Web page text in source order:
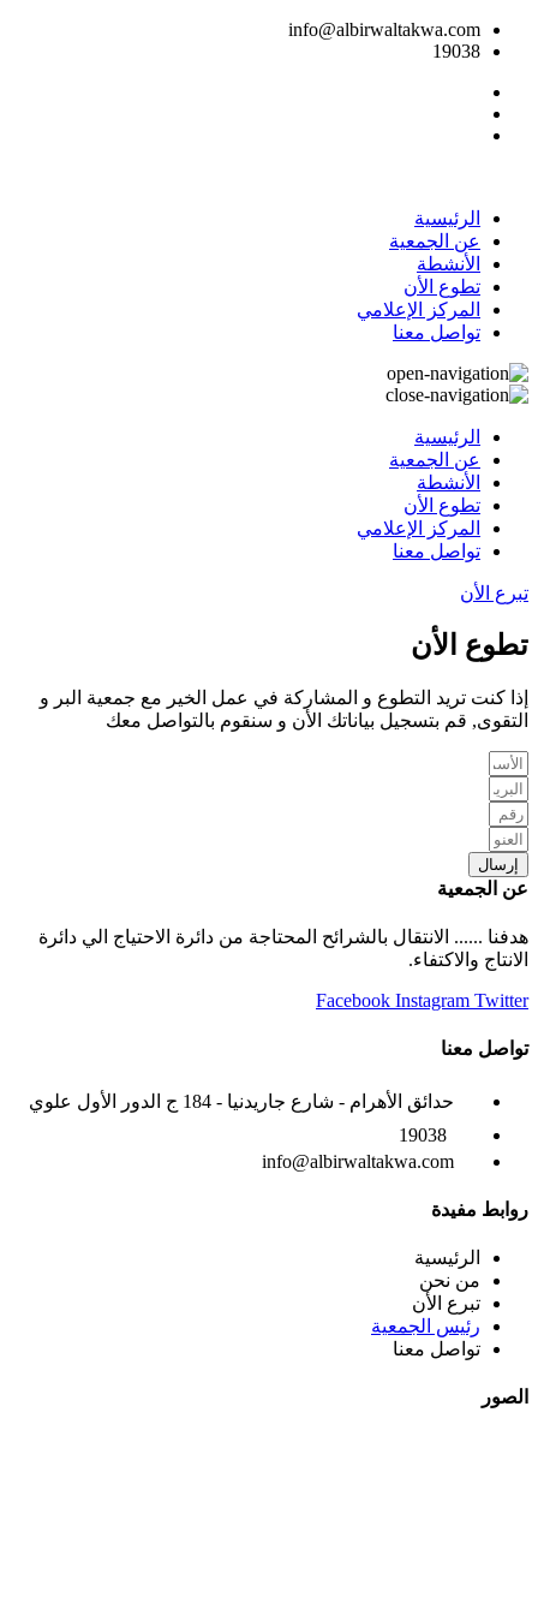
info@albirwaltakwa.com
19038
الرئيسية
عن الجمعية
الأنشطة
تطوع الأن
المركز الإعلامي
تواصل معنا
الرئيسية
عن الجمعية
الأنشطة
تطوع الأن
المركز الإعلامي
تواصل معنا
تبرع الأن
تطوع الأن
إذا كنت تريد التطوع و المشاركة في عمل الخير مع جمعية البر و
التقوى, قم بتسجيل بياناتك الأن و سنقوم بالتواصل معك
إرسال
عن الجمعية
‏هدفنا ...... الانتقال بالشرائح المحتاجة من دائرة الاحتياج الي دائرة
الانتاج والاكتفاء.
Facebook Instagram Twitter
تواصل معنا
حدائق الأهرام - شارع جاريدنيا - 184 ج الدور الأول علوي
19038
info@albirwaltakwa.com
روابط مفيدة
الرئيسية
من نحن
تبرع الأن
رئيس الجمعية
تواصل معنا
الصور